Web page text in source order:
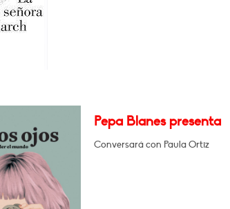
Pepa Blanes presenta
Conversará con Paula Ortiz